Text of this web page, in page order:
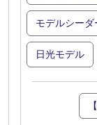
モデルシーダ
日光モデル